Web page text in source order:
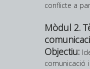
conflicte a
Mòdul 2.
Objectiu:
comunicació